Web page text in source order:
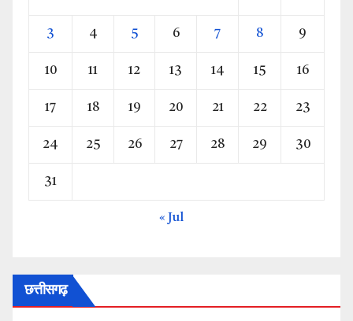
3 4 5 6 7 8 9
10 11 12 13 14 15 16
17 18 19 20 21 22 23
24 25 26 27 28 29 30
31
« Jul
छत्तीसगढ़